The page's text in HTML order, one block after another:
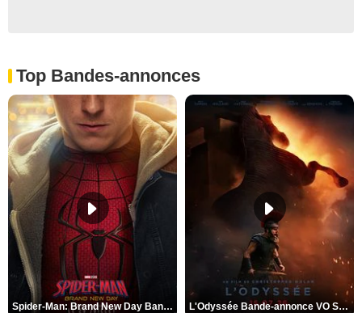
Top Bandes-annonces
Spider-Man: Brand New Day Bande-annonce VO STFR L'Odyssée Bande-annonce VO STFR